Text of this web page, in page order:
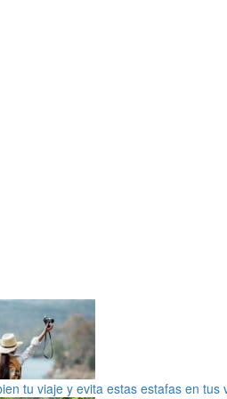
tu viaje y evita estas estafas en tus